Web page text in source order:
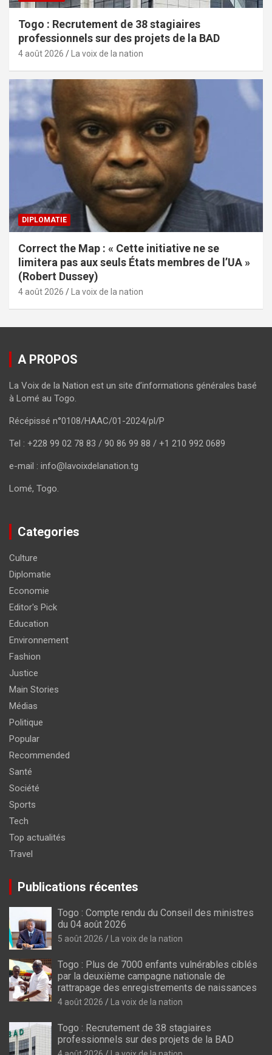
Togo : Recrutement de 38 stagiaires
professionnels sur des projets de la BAD
4 août 2026 La voix de la nation
DIPLOMATIE
Correct the Map : « Cette initiative ne se
limitera pas aux seuls États membres de l’UA »
(Robert Dussey)
4 août 2026 La voix de la nation
A PROPOS
La Voix de la Nation est un site d’informations générales basé
à Lomé au Togo.
Récépissé n°0108/HAAC/01-2024/pl/P
Tel : +228 99 02 78 83 / 90 86 99 88 / +1 210 992 0689
e-mail : info@lavoixdelanation.tg
Lomé, Togo.
Categories
Culture
Diplomatie
Economie
Editor's Pick
Education
Environnement
Fashion
Justice
Main Stories
Médias
Politique
Popular
Recommended
Santé
Société
Sports
Tech
Top actualités
Travel
Publications récentes
Togo : Compte rendu du Conseil des ministres
du 04 août 2026
5 août 2026 La voix de la nation
Togo : Plus de 7000 enfants vulnérables ciblés
par la deuxième campagne nationale de
rattrapage des enregistrements de naissances
4 août 2026 La voix de la nation
Togo : Recrutement de 38 stagiaires
professionnels sur des projets de la BAD